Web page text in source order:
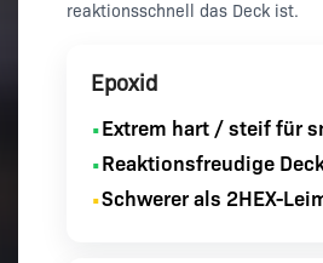
reaktionsschnell das Deck ist.
Epoxid
•Extrem hart / steif für
•Reaktionsfreudige
•Schwerer als 2HEX-